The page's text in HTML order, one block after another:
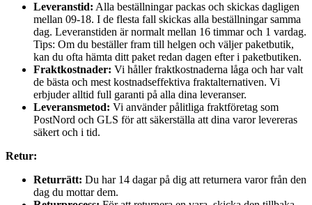
Leveranstid: Alla beställningar packas och skickas dagligen
mellan 09-18. I de flesta fall skickas alla beställningar samma
dag. Leveranstiden är normalt mellan 16 timmar och 1 vardag.
Tips: Om du beställer fram till helgen och väljer paketbutik,
kan du ofta hämta ditt paket redan dagen efter i paketbutiken.
Fraktkostnader: Vi håller fraktkostnaderna låga och har valt
de bästa och mest kostnadseffektiva fraktalternativen. Vi
erbjuder alltid full garanti på alla dina leveranser.
Leveransmetod: Vi använder pålitliga fraktföretag som
PostNord och GLS för att säkerställa att dina varor levereras
säkert och i tid.
Retur:
Returrätt: Du har 14 dagar på dig att returnera varor från den
dag du mottar dem.